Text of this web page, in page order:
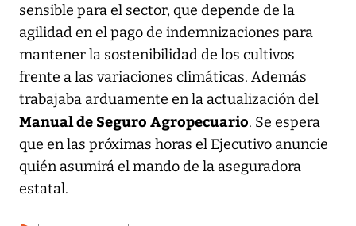
sensible para el sector, que depende de la
agilidad en el pago de indemnizaciones para
mantener la sostenibilidad de los cultivos
frente a las variaciones climáticas. Además
trabajaba arduamente en la actualización del
Manual de Seguro Agropecuario. Se espera
que en las próximas horas el Ejecutivo anuncie
quién asumirá el mando de la aseguradora
estatal.